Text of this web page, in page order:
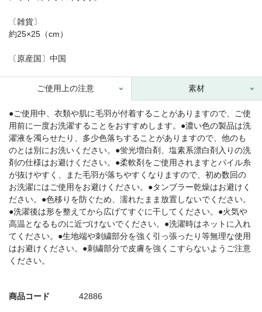
商品コード 42886
〔雑貨〕
約25×25（cm）
〔原産国〕中国
ご使用上の注意 素材
●ご使用中、衣類や肌に毛羽が付着することがありますので、ご使
用前に一度お洗濯することをおすすめします。●濃い色の製品は洗
濯液を濁らせたり、多少色落ちすることがありますので、他のも
のとは別にお洗いください。●蛍光増白剤、塩素系漂白剤入りの洗
剤の仕様はお避けください。●柔軟剤をご使用されますとパイル糸
が抜けやすく、また毛羽が落ちやすくなりますので、初め数回の
お洗濯にはご使用をお避けください。●タンブラー乾燥はお避けく
ださい。●色移りを防ぐため、濡れたまま放置しないでください。
●洗濯後は形を整えてから広げてすぐに干してください。●火気や
高温となるものに近づけないでください。●洗濯時はネットに入れ
てください。●生地端や刺繍部分を強く引っ張ったり等無理な使用
はお避けください。●刺繍部分で皮膚を強くこすらないようご注意
ください。